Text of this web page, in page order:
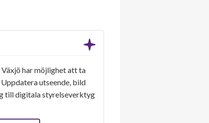
Växjö har möjlighet att ta
utseende, bild
till digitala styrelseverktyg